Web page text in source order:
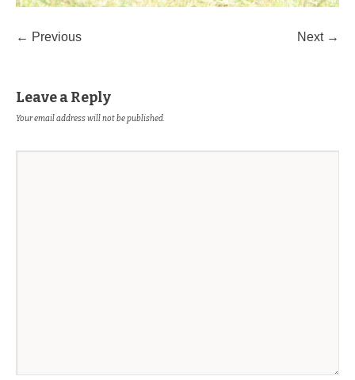
← Previous Next →
Leave a Reply
Your email address will not be published.